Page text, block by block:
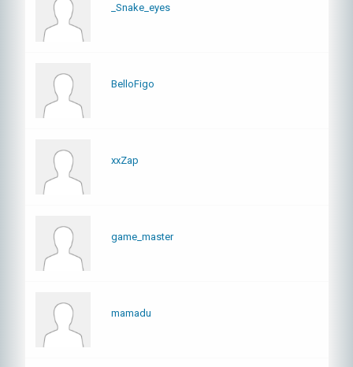
_Snake_eyes
BelloFigo
xxZap
game_master
mamadu